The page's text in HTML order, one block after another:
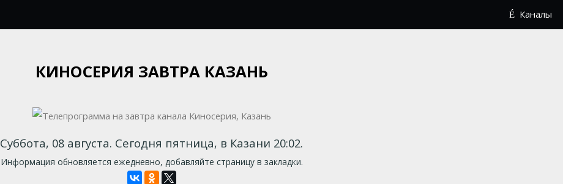
Каналы
КИНОСЕРИЯ ЗАВТРА КАЗАНЬ
Суббота, 08 августа. Сегодня пятница, в Казани 20:02.
Информация обновляется ежедневно, добавляйте страницу в закладки.